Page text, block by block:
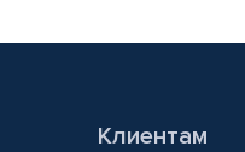
Клиентам